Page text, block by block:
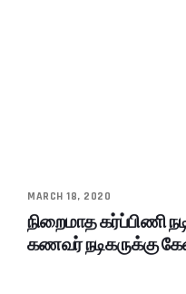
MARCH 18, 2020
நிறைமாத கர்ப்பிணி
கணவர் நடிகருக்கு